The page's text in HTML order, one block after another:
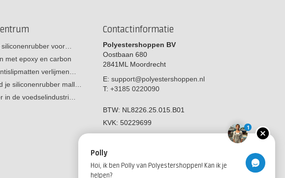
voor…
met epoxy en carbon
verlijmen…
je siliconenrubber mall…
in de voedselindustri…
Contactinformatie
Polyestershoppen BV
Oostbaan 680
2841ML Moordrecht
E: support@polyestershoppen.nl
T: +3185 0220090
BTW: NL8226.25.015.B01
KVK: 50229699
1
Polly
Hoi, ik ben Polly van Polyestershoppen! Kan ik je
helpen?